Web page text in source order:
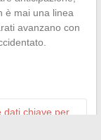
è mai una linea
avanzano con
dati chiave per